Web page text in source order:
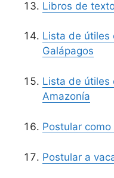
Libros de
Lista de útiles
Galápagos
Lista de útiles
Amazonía
Postular
Postular a